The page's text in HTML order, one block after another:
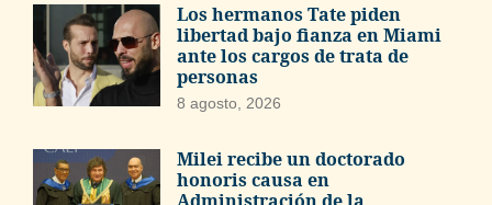
Los hermanos Tate piden
libertad bajo fianza en Miami
ante los cargos de trata de
personas
8 agosto, 2026
Milei recibe un doctorado
honoris causa en